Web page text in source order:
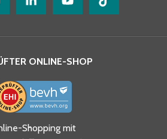
habe die
gelesen
ONLINE-SHOP
Shopping mit